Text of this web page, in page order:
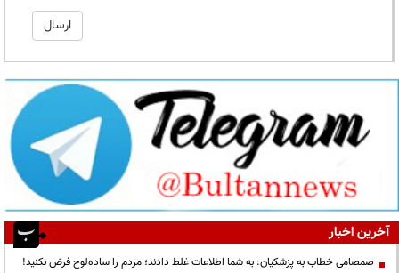
آخرین اخبار
صمصامی خطاب به پزشکیان: به شما اطلاعات غلط دادند؛ مردم را ساده‌لوح فرض نکنید!